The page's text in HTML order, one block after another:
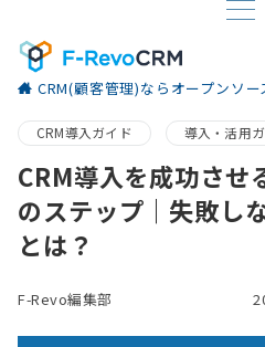
CRM(顧客管理)ならオープンソー
CRM導入ガイド 導入・活用
CRM導入を成功させ
のステップ｜失敗し
とは？
F-Revo編集部